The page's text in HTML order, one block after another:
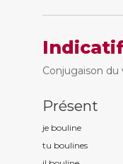
Conjugaison du
Présent
je bouline
tu boulines